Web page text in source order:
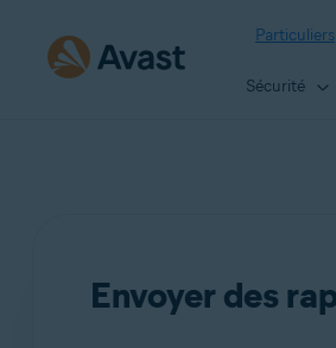
Particuliers
Sécurité
Envoyer des